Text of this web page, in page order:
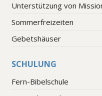
Unterstützung von
Sommerfreizeiten
Gebetshäuser
SCHULUNG
Fern-Bibelschule